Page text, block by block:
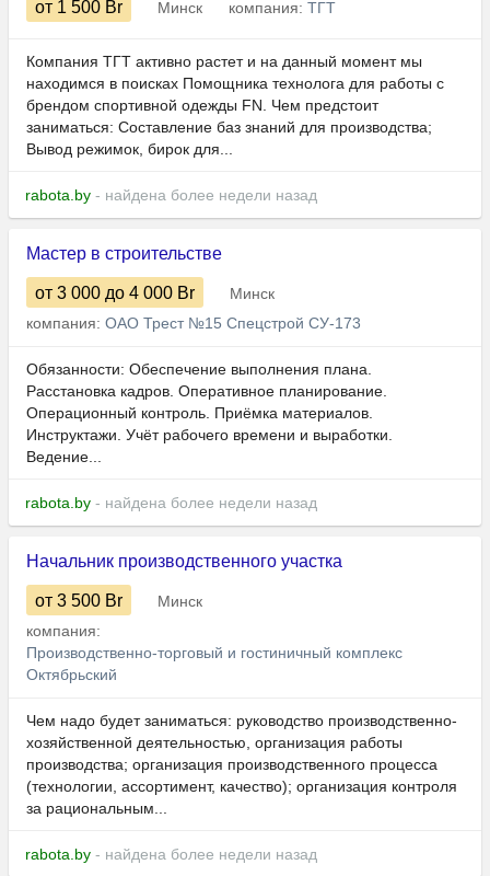
от 1 500 Br Минск компания: ТГТ
Компания ТГТ активно растет и на данный момент мы
находимся в поисках Помощника технолога для работы с
брендом спортивной одежды FN. Чем предстоит
заниматься: Составление баз знаний для производства;
Вывод режимок, бирок для...
rabota.by - найдена более недели назад
Мастер в строительстве
от 3 000 до 4 000 Br
Минск
компания: ОАО Трест №15 Спецстрой СУ-173
Обязанности: Обеспечение выполнения плана.
Расстановка кадров. Оперативное планирование.
Операционный контроль. Приёмка материалов.
Инструктажи. Учёт рабочего времени и выработки.
Ведение...
rabota.by - найдена более недели назад
Начальник производственного участка
от 3 500 Br
Минск
компания:
Производственно-торговый и гостиничный комплекс
Октябрьский
Чем надо будет заниматься: руководство производственно-
хозяйственной деятельностью, организация работы
производства; организация производственного процесса
(технологии, ассортимент, качество); организация контроля
за рациональным...
rabota.by - найдена более недели назад